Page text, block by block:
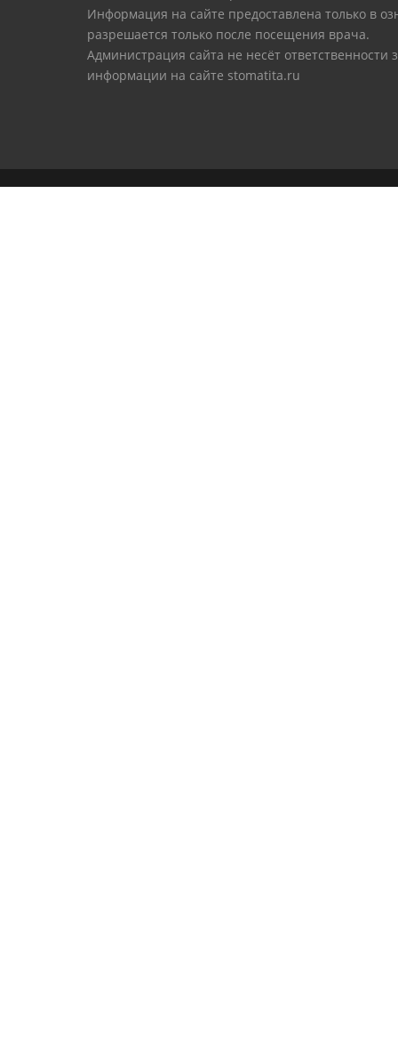
Информация на сайте предоставлена только в
разрешается только после посещения врача.
Администрация сайта не несёт
информации на сайте stomatita.ru